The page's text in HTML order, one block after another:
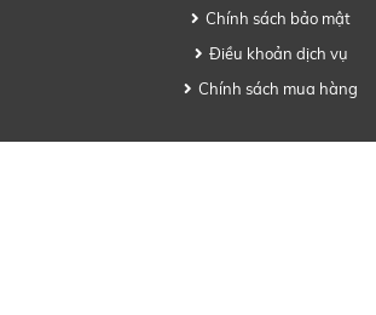
Chính sách bảo mật
Điều khoản dịch vụ
Chính sách mua hàng